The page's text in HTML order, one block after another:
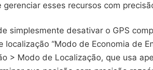
gerenciar esses recursos com
simplesmente desativar o GPS
localização “Modo de Economia de
> Modo de Localização, que usa